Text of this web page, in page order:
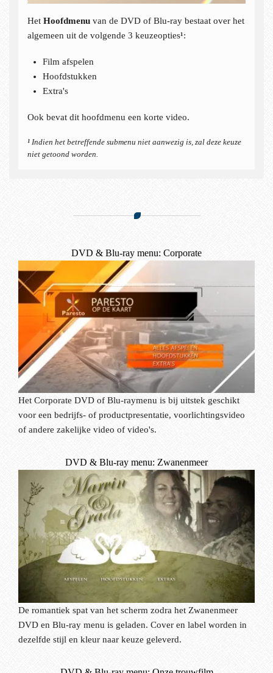
Het Hoofdmenu van de DVD of Blu-ray bestaat over het
algemeen uit de volgende 3 keuzeopties¹:
Film afspelen
Hoofdstukken
Extra's
Ook bevat dit hoofdmenu een korte video.
¹ Indien het betreffende submenu niet aanwezig is, zal deze keuze
niet getoond worden.
DVD & Blu-ray menu: Corporate
Het Corporate DVD of Blu-raymenu is bij uitstek geschikt
voor een bedrijfs- of productpresentatie, voorlichtingsvideo
of andere zakelijke video of video's.
DVD & Blu-ray menu: Zwanenmeer
De romantiek spat van het scherm zodra het Zwanenmeer
DVD en Blu-ray menu is geladen. Cover en label worden in
dezelfde stijl en kleur naar keuze geleverd.